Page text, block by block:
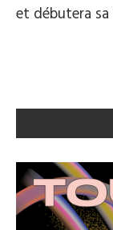
et débutera sa